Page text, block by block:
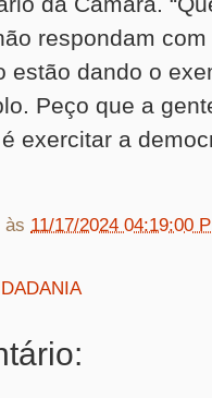
respondam
estão dando o
Peço que a
exercitar a
às 11/17/2024 04:19:00